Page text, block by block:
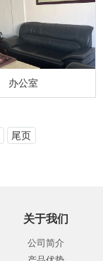
办公室
尾页
关于我们
公司简介